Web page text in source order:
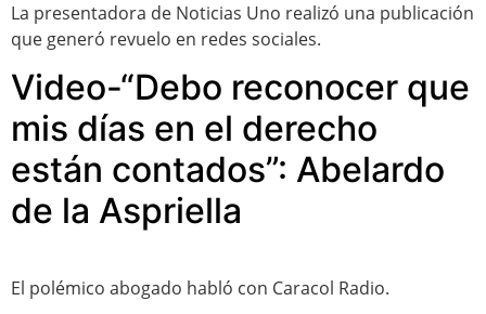
La presentadora de Noticias Uno realizó una publicación
que generó revuelo en redes sociales.
Video-“Debo reconocer que
mis días en el derecho
están contados”: Abelardo
de la Aspriella
El polémico abogado habló con Caracol Radio.